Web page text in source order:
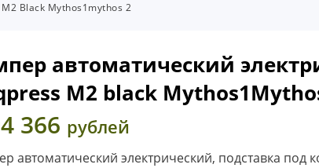
Black Mythos1mythos 2
автоматический
M2 black
366 рублей
автоматический электрический, подставка под